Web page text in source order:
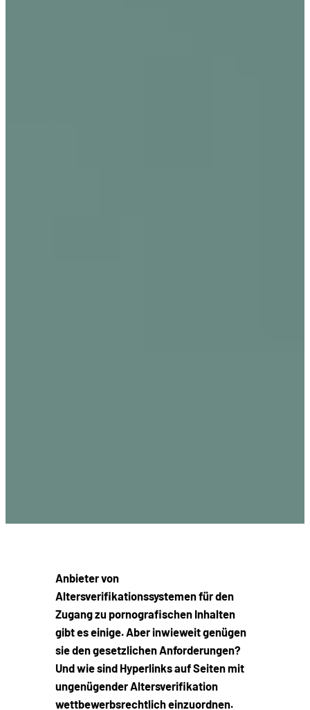
Anbieter von
Altersverifikationssystemen für den
Zugang zu pornografischen Inhalten
gibt es einige. Aber inwieweit genügen
sie den gesetzlichen Anforderungen?
Und wie sind Hyperlinks auf Seiten mit
ungenügender Altersverifikation
wettbewerbsrechtlich einzuordnen.